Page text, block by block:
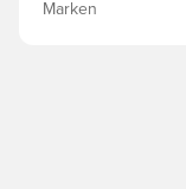
Marken